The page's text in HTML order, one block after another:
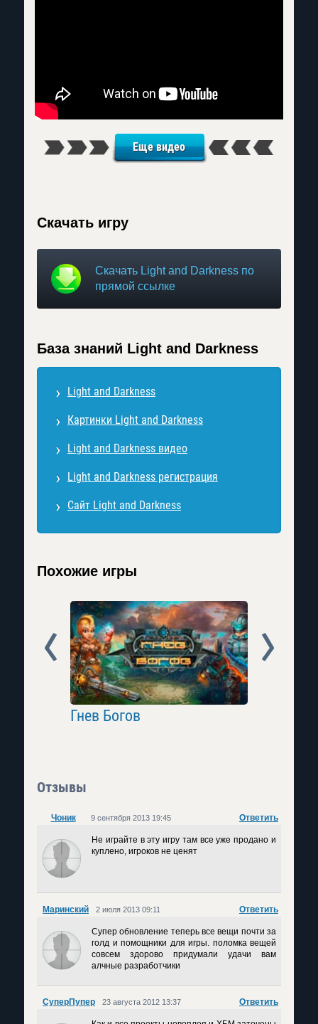
Еще видео
Скачать игру
Скачать Light and Darkness по
прямой ссылке
База знаний Light and Darkness
Light and Darkness
Картинки Light and Darkness
Light and Darkness видео
Light and Darkness регистрация
Сайт Light and Darkness
Похожие игры
Гнев Богов
Prev
Отзывы
Чоник Ответить
9 сентября 2013 19:45
Не играйте в эту игру там все уже продано и
куплено, игроков не ценят
Маринский Ответить
2 июля 2013 09:11
Супер обновление теперь все вещи почти за
голд и помощники для игры. поломка вещей
совсем здорово придумали удачи вам
алчные разработчики
СуперПупер Ответить
23 августа 2012 13:37